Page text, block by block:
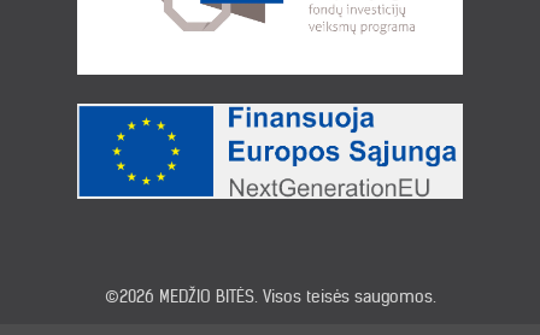
©2026 MEDŽIO BITĖS. Visos teisės saugomos.